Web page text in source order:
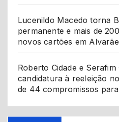
Lucenildo Macedo torna
permanente e mais de
novos cartões em
Roberto Cidade e
candidatura à reeleição
de 44 compromissos